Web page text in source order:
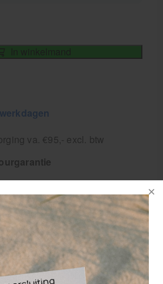
In winkelmand
va. €95,- excl. btw
specialist